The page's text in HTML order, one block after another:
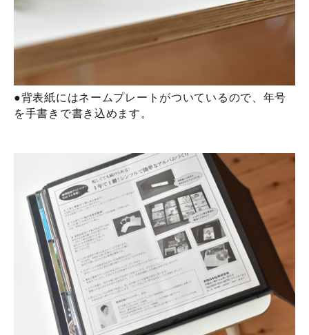
●背表紙にはネームプレートがついているので、年号
を手書きで書き込めます。